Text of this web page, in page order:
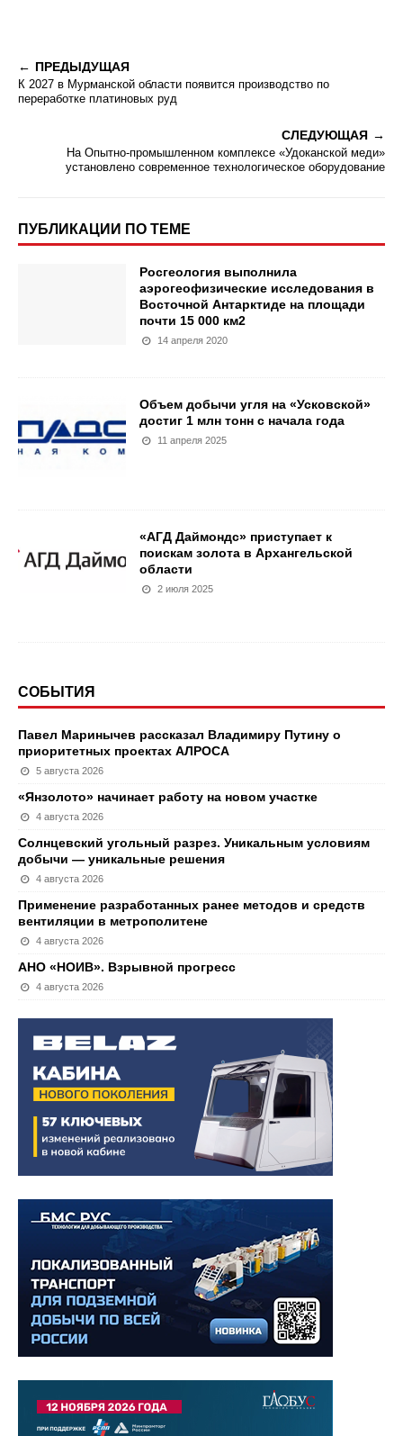
ПРЕДЫДУЩАЯ
К 2027 в Мурманской области появится производство по
переработке платиновых руд
СЛЕДУЮЩАЯ
На Опытно-промышленном комплексе «Удоканской меди»
установлено современное технологическое оборудование
ПУБЛИКАЦИИ ПО ТЕМЕ
Росгеология выполнила
аэрогеофизические исследования в
Восточной Антарктиде на площади
почти 15 000 км2
14 апреля 2020
Объем добычи угля на «Усковской»
достиг 1 млн тонн с начала года
11 апреля 2025
«АГД Даймондс» приступает к
поискам золота в Архангельской
области
2 июля 2025
СОБЫТИЯ
Павел Маринычев рассказал Владимиру Путину о
приоритетных проектах АЛРОСА
5 августа 2026
«Янзолото» начинает работу на новом участке
4 августа 2026
Солнцевский угольный разрез. Уникальным условиям
добычи — уникальные решения
4 августа 2026
Применение разработанных ранее методов и средств
вентиляции в метрополитене
4 августа 2026
АНО «НОИВ». Взрывной прогресс
4 августа 2026